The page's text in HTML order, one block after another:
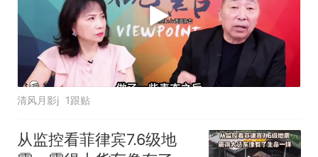
清风月影j 1跟贴
从监控看菲律宾7.6级地